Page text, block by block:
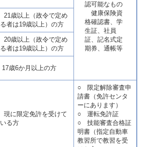
認可能なもの
健康保険資
格確認書、学
生証、社員
証、記名式定
期券、通帳等
21歳以上（政令で定め
る者は19歳以上）の方
20歳以上（政令で定め
る者は19歳以上）の方
17歳6か月以上の方
現に限定免許を受けて
いる方
○ 限定解除審査申
請書（免許センタ
ーにあります）
○ 運転免許証
○ 技能審査合格証
明書（指定自動車
教習所で教習を受